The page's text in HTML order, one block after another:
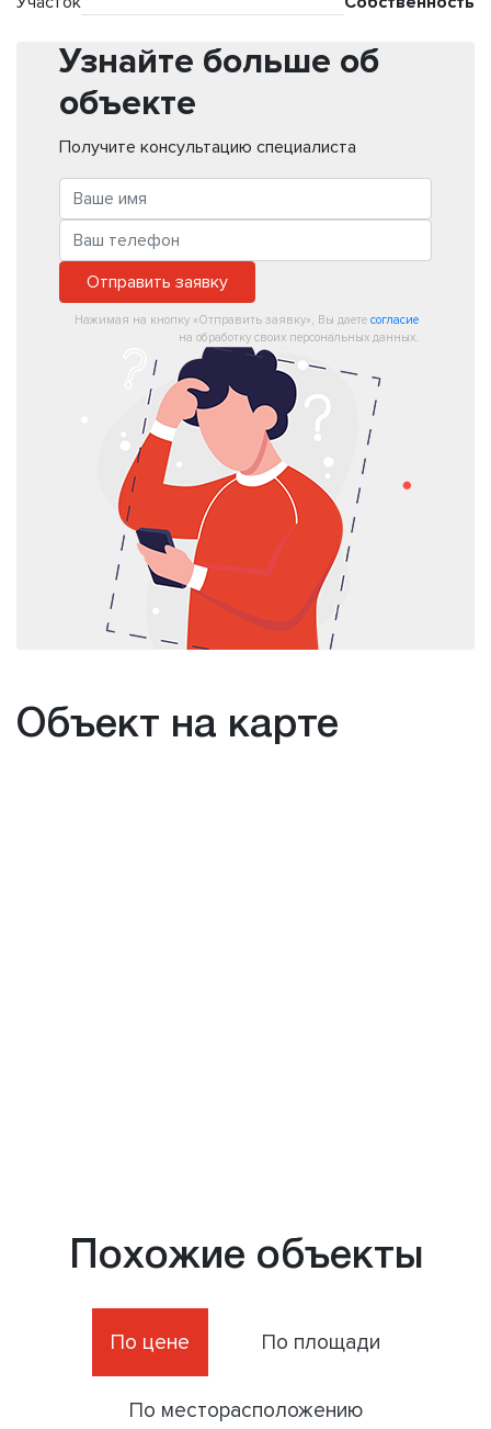
Узнайте больше об
объекте
Получите консультацию специалиста
Отправить заявку
Нажимая на кнопку «Отправить заявку», Вы даете согласие
на обработку своих персональных данных.
Объект на карте
Похожие объекты
По цене По площади
По месторасположению